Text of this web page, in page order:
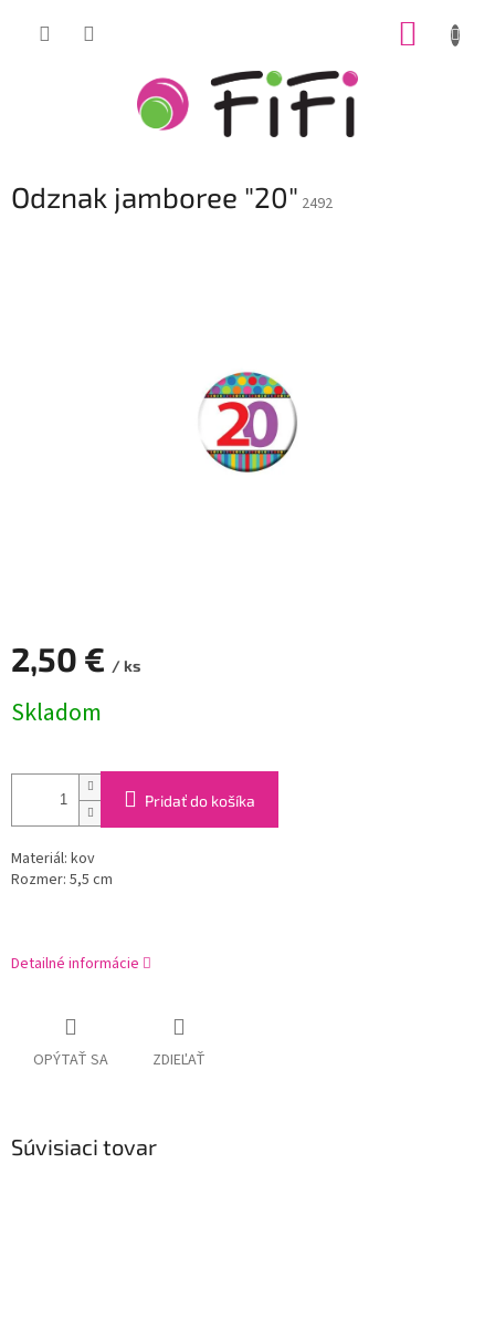
Odznak jamboree "20" 2492
2,50 € / ks
cena:
Skladom
Pridať do košíka
Materiál: kov
Rozmer: 5,5 cm
Detailné informácie
OPÝTAŤ SA ZDIEĽAŤ
Súvisiaci tovar